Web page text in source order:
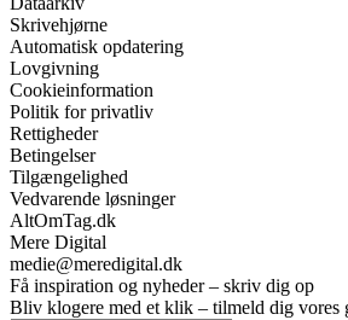
Skrivehjørne
Automatisk opdatering
Lovgivning
Cookieinformation
Politik for privatliv
Rettigheder
Betingelser
Tilgængelighed
Vedvarende løsninger
AltOmTag.dk
Mere Digital
medie@meredigital.dk
Få inspiration og nyheder – skriv dig op
Bliv klogere med et klik – tilmeld dig vores